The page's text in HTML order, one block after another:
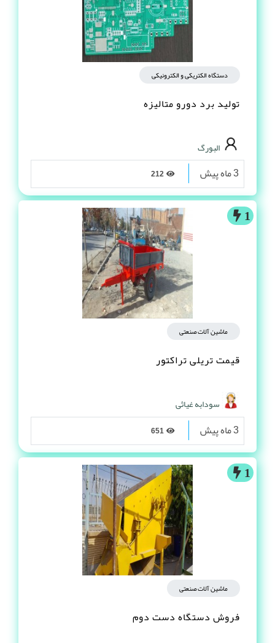
دستگاه الکتریکی و الکترونیکی
تولید برد دورو متالیزه
البورگ
3 ماه پیش
1
ماشین آلات صنعتی
قیمت تریلی تراکتور
سودابه غیاثی
3 ماه پیش
1
ماشین آلات صنعتی
فروش دستگاه دست دوم